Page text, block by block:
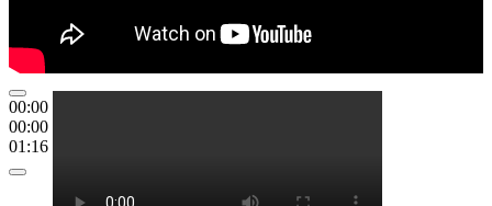
00:00
00:00
01:16